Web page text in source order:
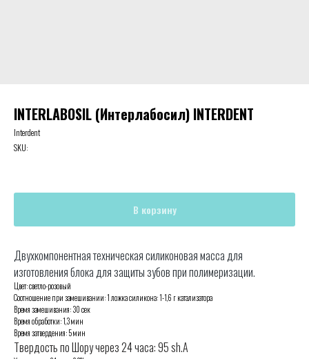
INTERLABOSIL (Интерлабосил) INTERDENT
Interdent
SKU:
В корзину
Двухкомпонентная техническая силиконовая масса для
изготовления блока для защиты зубов при полимеризации.
Цвет: светло-розовый
Соотношение при замешивании: 1 ложка силикона: 1-1,6 г катализатора
Время замешивания: 30 сек
Время обработки: 1,3 мин
Время затвердения: 5 мин
Твердость по Шору через 24 часа: 95 sh.A